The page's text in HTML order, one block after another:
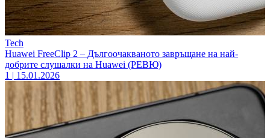
Tech
Huawei FreeClip 2 – Дългоочакваното завръщане на най-
добрите слушалки на Huawei (РЕВЮ)
1 | 15.01.2026